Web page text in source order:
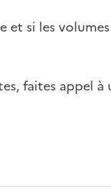
et si les
faites appel à